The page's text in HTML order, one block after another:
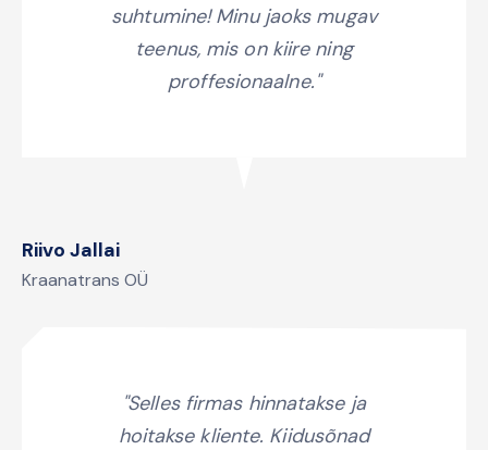
suhtumine! Minu jaoks mugav
teenus, mis on kiire ning
proffesionaalne."
Riivo Jallai
Kraanatrans OÜ
"Selles firmas hinnatakse ja
hoitakse kliente. Kiidusõnad